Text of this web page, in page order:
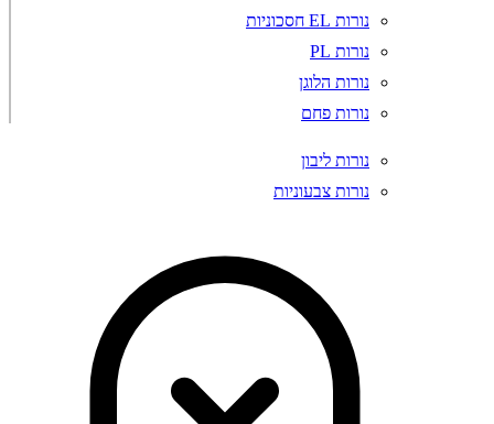
נורות EL חסכוניות
נורות PL
נורות הלוגן
נורות פחם
נורות ליבון
נורות צבעוניות